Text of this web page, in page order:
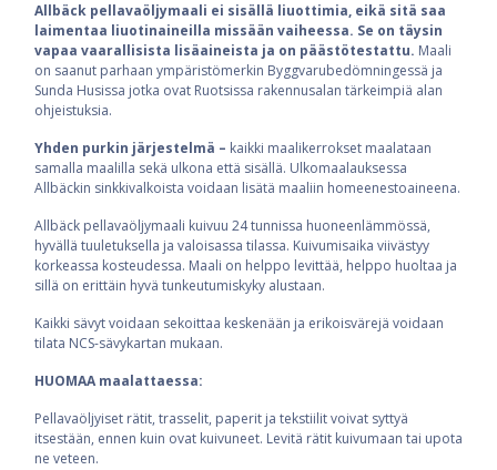
Allbäck pellavaöljymaali ei sisällä liuottimia, eikä sitä saa
laimentaa liuotinaineilla missään vaiheessa. Se on täysin
vapaa vaarallisista lisäaineista ja on päästötestattu. Maali
on saanut parhaan ympäristömerkin Byggvarubedömningessä ja
Sunda Husissa jotka ovat Ruotsissa rakennusalan tärkeimpiä alan
ohjeistuksia.
Yhden purkin järjestelmä – kaikki maalikerrokset maalataan
samalla maalilla sekä ulkona että sisällä. Ulkomaalauksessa
Allbäckin sinkkivalkoista voidaan lisätä maaliin homeenestoaineena.
Allbäck pellavaöljymaali kuivuu 24 tunnissa huoneenlämmössä,
hyvällä tuuletuksella ja valoisassa tilassa. Kuivumisaika viivästyy
korkeassa kosteudessa. Maali on helppo levittää, helppo huoltaa ja
sillä on erittäin hyvä tunkeutumiskyky alustaan.
Kaikki sävyt voidaan sekoittaa keskenään ja erikoisvärejä voidaan
tilata NCS-sävykartan mukaan.
HUOMAA maalattaessa:
Pellavaöljyiset rätit, trasselit, paperit ja tekstiilit voivat syttyä
itsestään, ennen kuin ovat kuivuneet. Levitä rätit kuivumaan tai upota
ne veteen.